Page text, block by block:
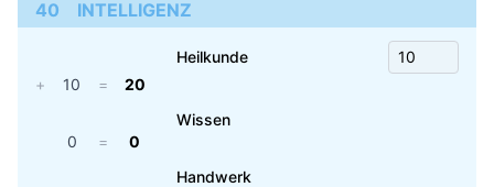
40 INTELLIGENZ
Heilkunde
+
10 =
20
Wissen
0
=
0
Handwerk